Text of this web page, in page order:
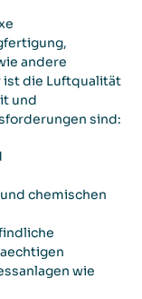
andere
ist die Luftqualität
und
sind:
chemischen
wie